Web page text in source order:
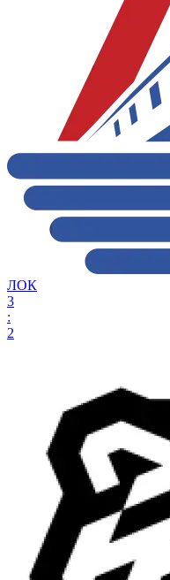
ЛОК
3
:
2